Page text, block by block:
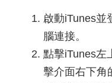
啟動iTunes並
腦連接。
點擊iTunes左
擊介面右下角